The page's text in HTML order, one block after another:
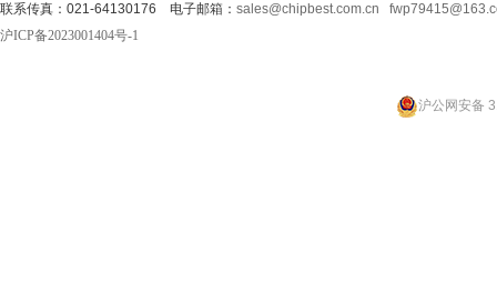
联系传真：021-64130176 电子邮箱： sales@chipbest.com.cn
沪ICP备2023001404号-1
沪公网安备